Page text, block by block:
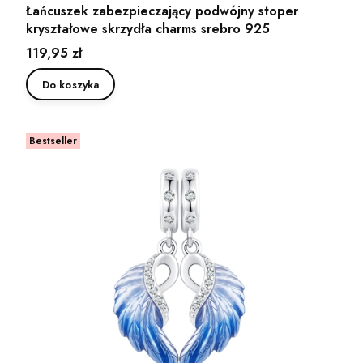
Łańcuszek zabezpieczający podwójny stoper
kryształowe skrzydła charms srebro 925
Cena
119,95 zł
Do koszyka
Bestseller